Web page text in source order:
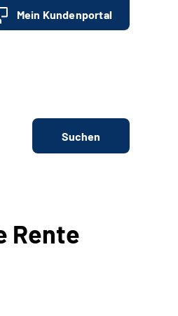
Mein Kundenportal
Suchen
Rente